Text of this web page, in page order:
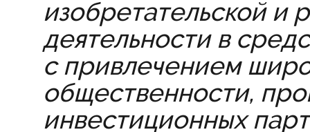
изобретательской и
деятельности в
с привлечением
общественности,
инвестиционных